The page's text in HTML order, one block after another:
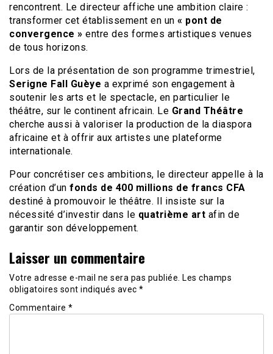
rencontrent. Le directeur affiche une ambition claire :
transformer cet établissement en un « pont de
convergence » entre des formes artistiques venues
de tous horizons.
Lors de la présentation de son programme trimestriel,
Serigne Fall Guèye a exprimé son engagement à
soutenir les arts et le spectacle, en particulier le
théâtre, sur le continent africain. Le Grand Théâtre
cherche aussi à valoriser la production de la diaspora
africaine et à offrir aux artistes une plateforme
internationale.
Pour concrétiser ces ambitions, le directeur appelle à la
création d’un fonds de 400 millions de francs CFA
destiné à promouvoir le théâtre. Il insiste sur la
nécessité d’investir dans le quatrième art afin de
garantir son développement.
Laisser un commentaire
Votre adresse e-mail ne sera pas publiée.
Les champs
obligatoires sont indiqués avec *
Commentaire *